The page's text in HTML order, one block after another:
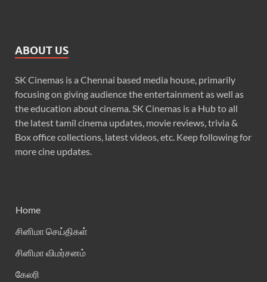
ABOUT US
SK Cinemas is a Chennai based media house, primarily
focusing on giving audience the entertainment as well as
the education about cinema. SK Cinemas is a Hub to all
the latest tamil cinema updates, movie reviews, trivia &
Box office collections, latest videos, etc. Keep following for
more cine updates.
Home
சினிமா செய்திகள்
சினிமா விமர்சனம்
கேலரி